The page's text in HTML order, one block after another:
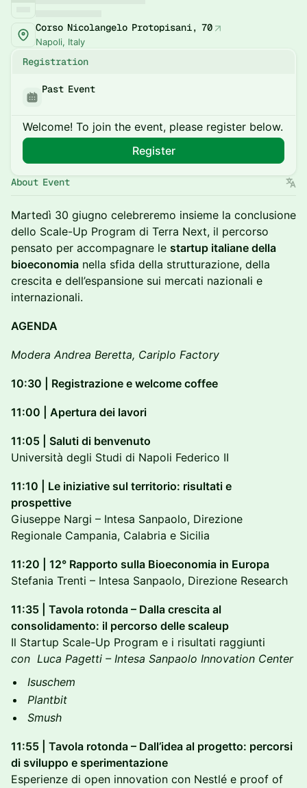
Corso Nicolangelo Protopisani, 70
Napoli, Italy
Registration
Past Event
Welcome! To join the event, please register below.
Register
About Event
Martedì 30 giugno celebreremo insieme la conclusione
dello Scale-Up Program di Terra Next, il percorso
pensato per accompagnare le startup italiane della
bioeconomia nella sfida della strutturazione, della
crescita e dell’espansione sui mercati nazionali e
internazionali.
AGENDA
Modera Andrea Beretta, Cariplo Factory
10:30 | Registrazione e welcome coffee
11:00 | Apertura dei lavori
11:05 | Saluti di benvenuto
Università degli Studi di Napoli Federico II
11:10 | Le iniziative sul territorio: risultati e
prospettive
Giuseppe Nargi – Intesa Sanpaolo, Direzione
Regionale Campania, Calabria e Sicilia
11:20 | 12° Rapporto sulla Bioeconomia in Europa
Stefania Trenti – Intesa Sanpaolo, Direzione Research
11:35 | Tavola rotonda – Dalla crescita al
consolidamento: il percorso delle scaleup
Il Startup Scale-Up Program e i risultati raggiunti
con Luca Pagetti – Intesa Sanpaolo Innovation Center
Isuschem
Plantbit
Smush
11:55 | Tavola rotonda – Dall’idea al progetto: percorsi
di sviluppo e sperimentazione
Esperienze di open innovation con Nestlé e proof of